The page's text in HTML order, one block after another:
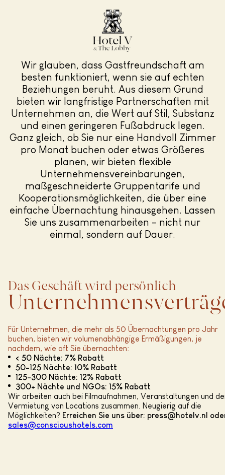
Wir glauben, dass Gastfreundschaft am
besten funktioniert, wenn sie auf echten
Beziehungen beruht. Aus diesem Grund
bieten wir langfristige Partnerschaften mit
Unternehmen an, die Wert auf Stil, Substanz
und einen geringeren Fußabdruck legen.
Ganz gleich, ob Sie nur eine Handvoll Zimmer
pro Monat buchen oder etwas Größeres
planen, wir bieten flexible
Unternehmensvereinbarungen,
maßgeschneiderte Gruppentarife und
Kooperationsmöglichkeiten, die über eine
einfache Übernachtung hinausgehen. Lassen
Sie uns zusammenarbeiten – nicht nur
einmal, sondern auf Dauer.
Das Geschäft wird persönlich
Für Unternehmen, die mehr als 50 Übernachtungen pro Jahr
buchen, bieten wir volumenabhängige Ermäßigungen, je
nachdem, wie oft Sie übernachten:
< 50 Nächte: 7% Rabatt
50-125 Nächte: 10% Rabatt
125-300 Nächte: 12% Rabatt
300+ Nächte und NGOs: 15% Rabatt
Wir arbeiten auch bei Filmaufnahmen, Veranstaltungen und
Vermietung von Locations zusammen. Neugierig auf die
Möglichkeiten? Erreichen Sie uns über: press@hotelv.nl
sales@conscioushotels.com